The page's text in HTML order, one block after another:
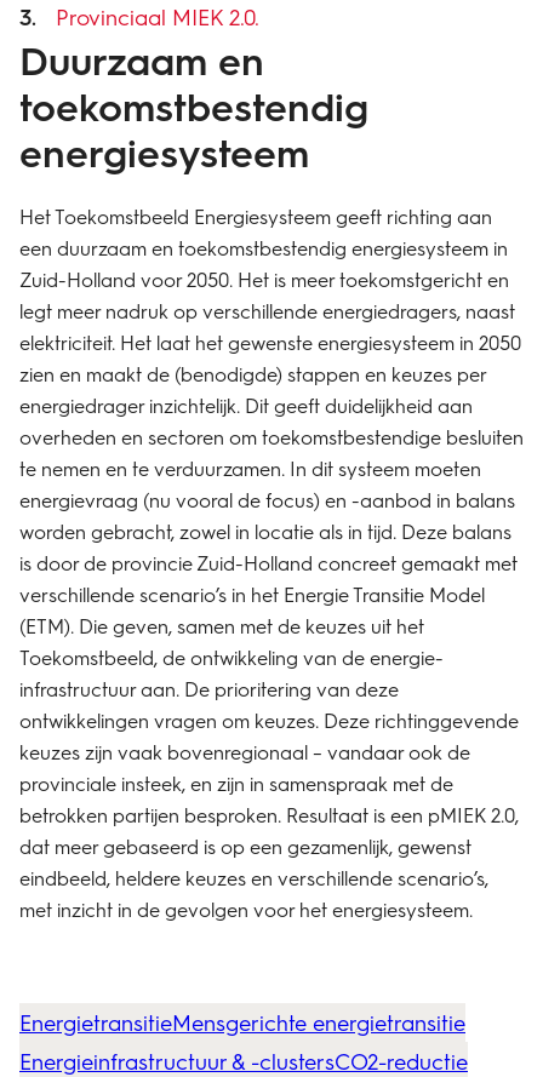
Provinciaal MIEK 2.0.
Duurzaam en
toekomstbestendig
energiesysteem
Het Toekomstbeeld Energiesysteem geeft richting aan
een duurzaam en toekomstbestendig energiesysteem in
Zuid-Holland voor 2050. Het is meer toekomstgericht en
legt meer nadruk op verschillende energiedragers, naast
elektriciteit. Het laat het gewenste energiesysteem in 2050
zien en maakt de (benodigde) stappen en keuzes per
energiedrager inzichtelijk. Dit geeft duidelijkheid aan
overheden en sectoren om toekomstbestendige besluiten
te nemen en te verduurzamen. In dit systeem moeten
energievraag (nu vooral de focus) en -aanbod in balans
worden gebracht, zowel in locatie als in tijd. Deze balans
is door de provincie Zuid-Holland concreet gemaakt met
verschillende scenario’s in het Energie Transitie Model
(ETM). Die geven, samen met de keuzes uit het
Toekomstbeeld, de ontwikkeling van de energie-
infrastructuur aan. De prioritering van deze
ontwikkelingen vragen om keuzes. Deze richtinggevende
keuzes zijn vaak bovenregionaal – vandaar ook de
provinciale insteek, en zijn in samenspraak met de
betrokken partijen besproken. Resultaat is een pMIEK 2.0,
dat meer gebaseerd is op een gezamenlijk, gewenst
eindbeeld, heldere keuzes en verschillende scenario’s,
met inzicht in de gevolgen voor het energiesysteem.
EnergietransitieMensgerichte energietransitie
Energieinfrastructuur & -clustersCO2-reductie